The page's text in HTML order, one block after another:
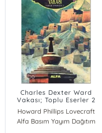
Charles Dexter Ward
Vakası; Toplu Eserler 2
Howard Phillips Lovecraft
Alfa Basım Yayım Dağıtım